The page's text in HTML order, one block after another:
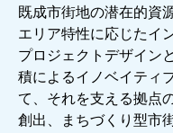
既成市街地の潜在的資
エリア特性に応じたイ
プロジェクトデザイン
積によるイノベイティ
て、それを支える拠点
創出、まちづくり型市